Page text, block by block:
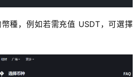
種，例如若需充值 USDT，可選擇